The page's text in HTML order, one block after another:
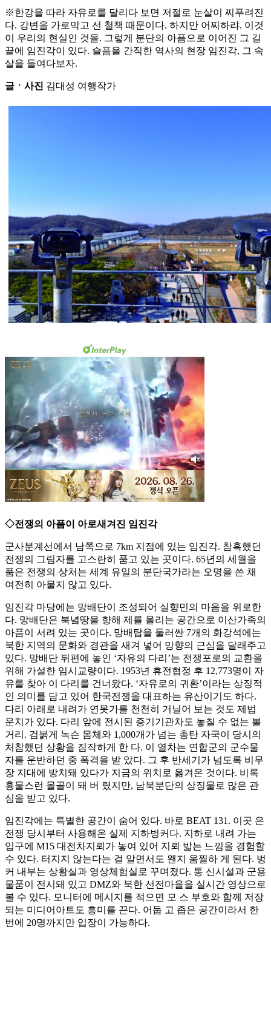
※한강을 따라 자유로를 달리다 보면 저절로 눈살이 찌푸려진
다. 강변을 가로막고 선 철책 때문이다. 하지만 어찌하랴. 이것
이 우리의 현실인 것을. 그렇게 분단의 아픔으로 이어진 그 길
끝에 임진각이 있다. 슬픔을 간직한 역사의 현장 임진각, 그 속
살을 들여다보자.
글ㆍ사진 김대성 여행작가
◇전쟁의 아픔이 아로새겨진 임진각
군사분계선에서 남쪽으로 7km 지점에 있는 임진각. 참혹했던
전쟁의 그림자를 고스란히 품고 있는 곳이다. 65년의 세월을
품은 전쟁의 상처는 세계 유일의 분단국가라는 오명을 쓴 채
여전히 아물지 않고 있다.
임진각 마당에는 망배단이 조성되어 실향민의 마음을 위로한
다. 망배단은 북녘땅을 향해 제를 올리는 공간으로 이산가족의
아픔이 서려 있는 곳이다. 망배탑을 둘러싼 7개의 화강석에는
북한 지역의 문화와 경관을 새겨 넣어 망향의 근심을 달래주고
있다. 망배단 뒤편에 놓인 ‘자유의 다리’는 전쟁포로의 교환을
위해 가설한 임시교량이다. 1953년 휴전협정 후 12,773명이 자
유를 찾아 이 다리를 건너왔다. ‘자유로의 귀환’이라는 상징적
인 의미를 담고 있어 한국전쟁을 대표하는 유산이기도 하다.
다리 아래로 내려가 연못가를 천천히 거닐어 보는 것도 제법
운치가 있다. 다리 앞에 전시된 증기기관차도 놓칠 수 없는 볼
거리. 검붉게 녹슨 몸체와 1,000개가 넘는 총탄 자국이 당시의
처참했던 상황을 짐작하게 한 다. 이 열차는 연합군의 군수물
자를 운반하던 중 폭격을 받 았다. 그 후 반세기가 넘도록 비무
장 지대에 방치돼 있다가 지금의 위치로 옮겨온 것이다. 비록
흉물스런 몰골이 돼 버 렸지만, 남북분단의 상징물로 많은 관
심을 받고 있다.
임진각에는 특별한 공간이 숨어 있다. 바로 BEAT 131. 이곳 은
전쟁 당시부터 사용해온 실제 지하벙커다. 지하로 내려 가는
입구에 M15 대전차지뢰가 놓여 있어 지뢰 밟는 느낌을 경험할
수 있다. 터지지 않는다는 걸 알면서도 왠지 움찔하 게 된다. 벙
커 내부는 상황실과 영상체험실로 꾸며졌다. 통 신시설과 군용
물품이 전시돼 있고 DMZ와 북한 선전마을을 실시간 영상으로
볼 수 있다. 모니터에 메시지를 적으면 모 스 부호와 함께 저장
되는 미디어아트도 흥미를 끈다. 어둡 고 좁은 공간이라서 한
번에 20명까지만 입장이 가능하다.